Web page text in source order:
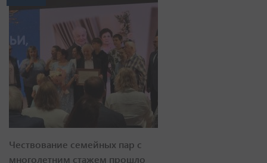
Чествование семейных пар с
многолетним стажем прошло